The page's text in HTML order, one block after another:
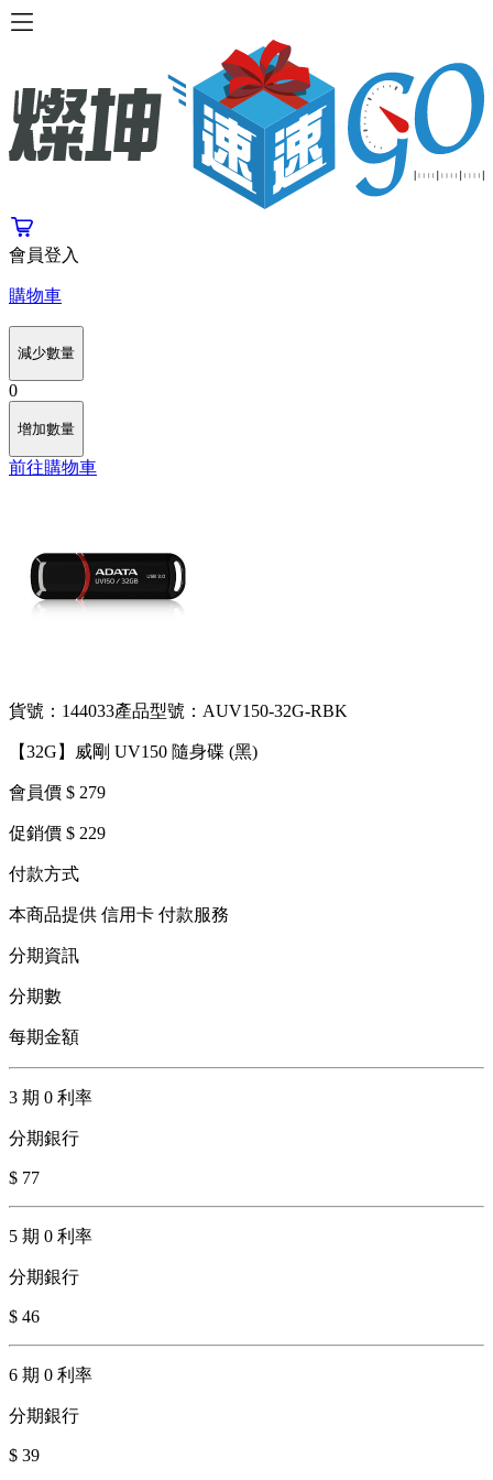
會員登入
購物車
減少數量
0
增加數量
前往購物車
貨號：144033產品型號：AUV150-32G-RBK
【32G】威剛 UV150 隨身碟 (黑)
會員價 $ 279
促銷價 $ 229
付款方式
本商品提供 信用卡 付款服務
分期資訊
分期數
每期金額
3 期 0 利率
分期銀行
$ 77
5 期 0 利率
分期銀行
$ 46
6 期 0 利率
分期銀行
$ 39